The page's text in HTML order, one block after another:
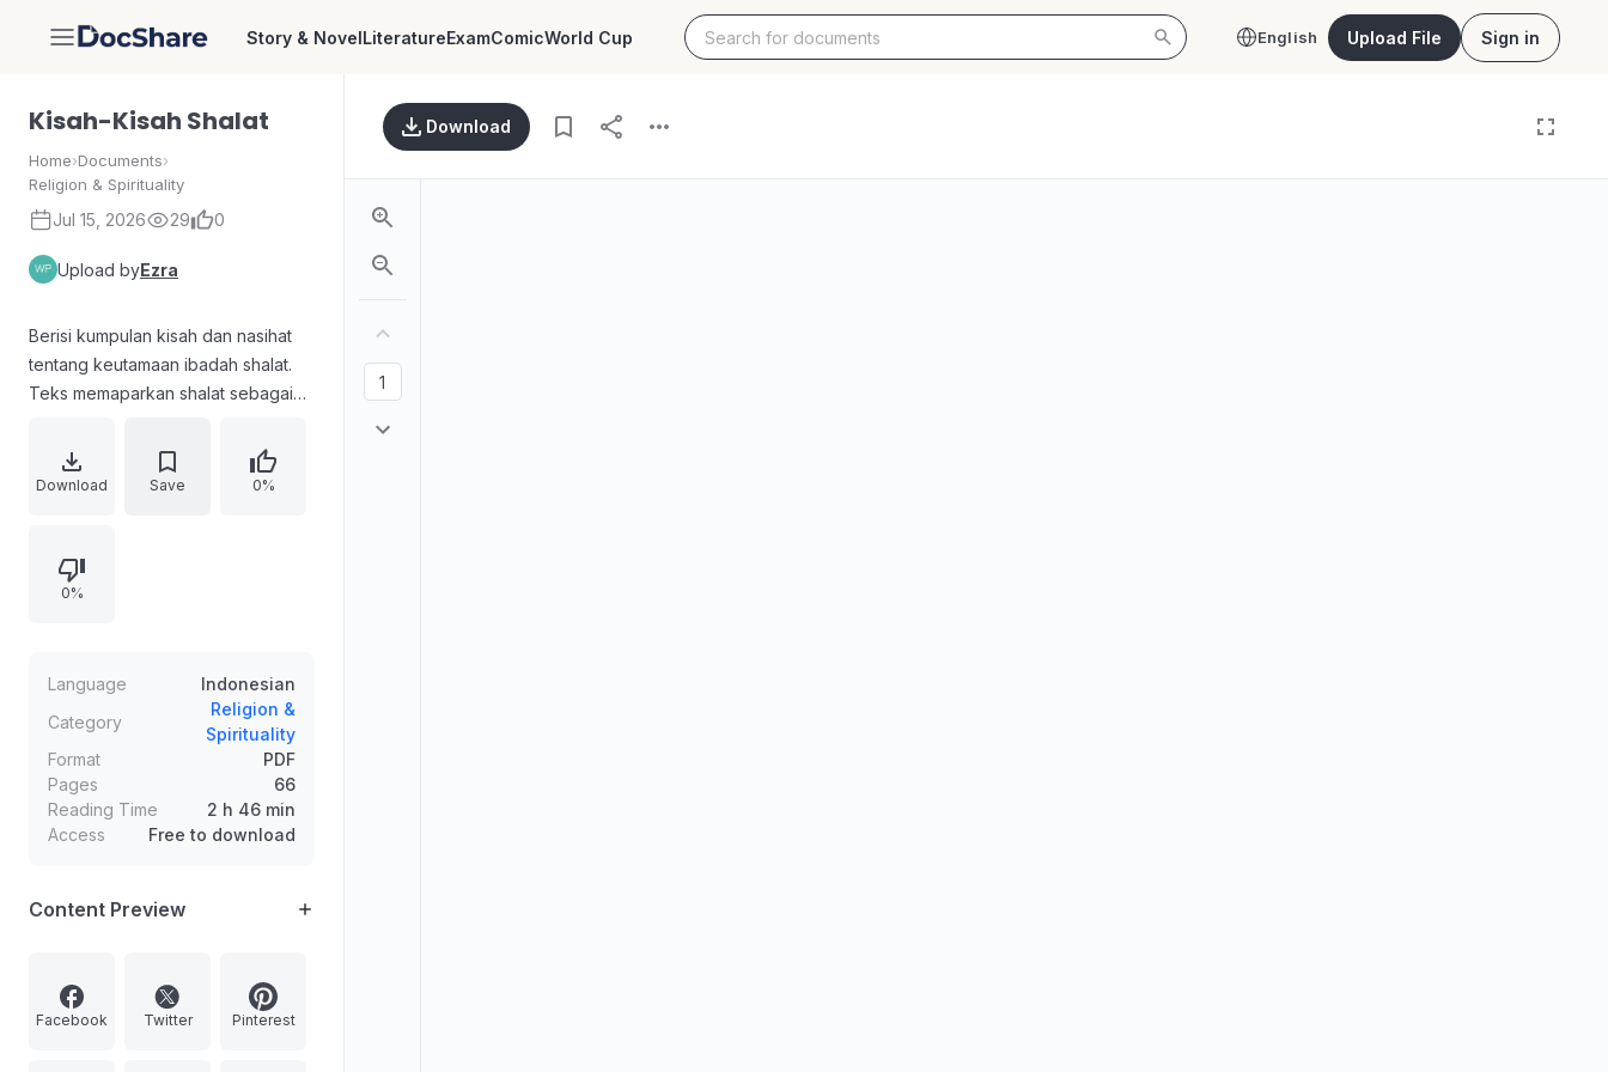
DocShare Story & NovelLiteratureExamComicWorld Cup English Upload File Sign in
Kisah-Kisah Shalat
Home›Documents›
Religion & Spirituality
Jul 15, 2026 29 0
Upload byEzra
Berisi kumpulan kisah dan nasihat
tentang keutamaan ibadah shalat.
Teks memaparkan shalat sebagai
kepada Allah, penghapus dosa,
serta penghubung antara makhluk
anjuran praktis, termasuk
pentingnya menjaga fokus hati,
dan spiritualitas.
Download Save 0%
0%
Language
Indonesian
Category
Religion &
Spirituality
Format
PDF
Pages
66
Reading Time
2 h 46 min
Access
Free to download
Content Preview
Facebook Twitter Pinterest
Download